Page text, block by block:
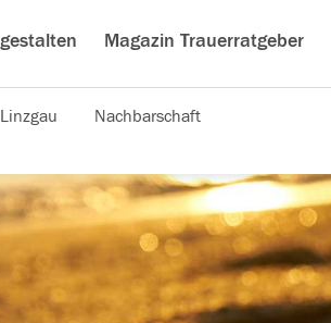
Magazin Trauerratgeber
Linzgau Nachbarschaft